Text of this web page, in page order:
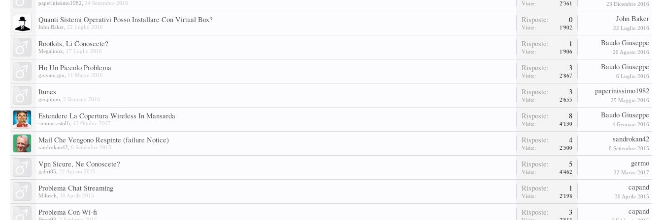
paperinissimo1982 24 Settembre 2016 Visite: 2'361 23 Dicembre 2016
Quanti Sistemi Operativi Posso Installare Con Virtual Box?
John Baker 22 Luglio 2016
Risposte: 0
Visite: 1'902
John Baker
22 Luglio 2016
Rootkits, Li Conoscete?
Megalinux 17 Luglio 2016
Risposte: 1
Visite: 1'906
Baudo Giuseppe
20 Agosto 2016
Ho Un Piccolo Problema
giovani.gio 11 Marzo 2016
Risposte: 3
Visite: 2'867
Baudo Giuseppe
6 Luglio 2016
Itunes
geopippo 2 Gennaio 2016
Risposte: 3
Visite: 2'655
paperinissimo1982
25 Maggio 2016
Estendere La Copertura Wireless In Mansarda
simone astolfi 13 Ottobre 2015
Risposte: 8
Visite: 4'130
Baudo Giuseppe
4 Gennaio 2016
Mail Che Vengono Respinte (failure Notice)
sandrokan42 6 Settembre 2015
Risposte: 4
Visite: 2'500
sandrokan42
8 Settembre 2015
Vpn Sicure, Ne Conoscete?
gabri85 22 Agosto 2015
Risposte: 5
Visite: 4'462
germo
22 Marzo 2017
Problema Chat Streaming
Milosch 30 Aprile 2015
Risposte: 1
Visite: 2'198
capand
30 Aprile 2015
Problema Con Wi-fi Risposte: 3 capand